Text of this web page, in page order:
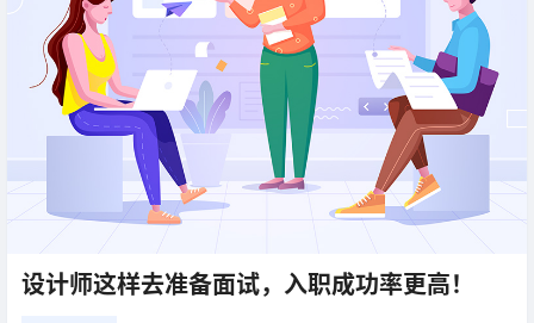
设计师这样去准备面试，入职成功率更高！